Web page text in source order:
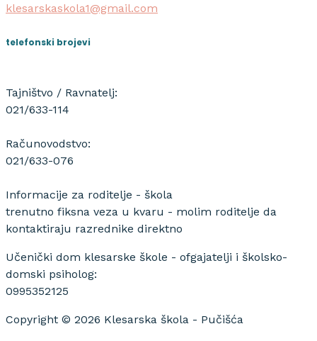
klesarskaskola1@gmail.com
telefonski brojevi
Tajništvo / Ravnatelj:
021/633-114
Računovodstvo:
021/633-076
Informacije za roditelje - škola
trenutno fiksna veza u kvaru - molim roditelje da
kontaktiraju razrednike direktno
Učenički dom klesarske škole - ofgajatelji i školsko-
domski psiholog:
0995352125
Copyright © 2026 Klesarska škola - Pučišća